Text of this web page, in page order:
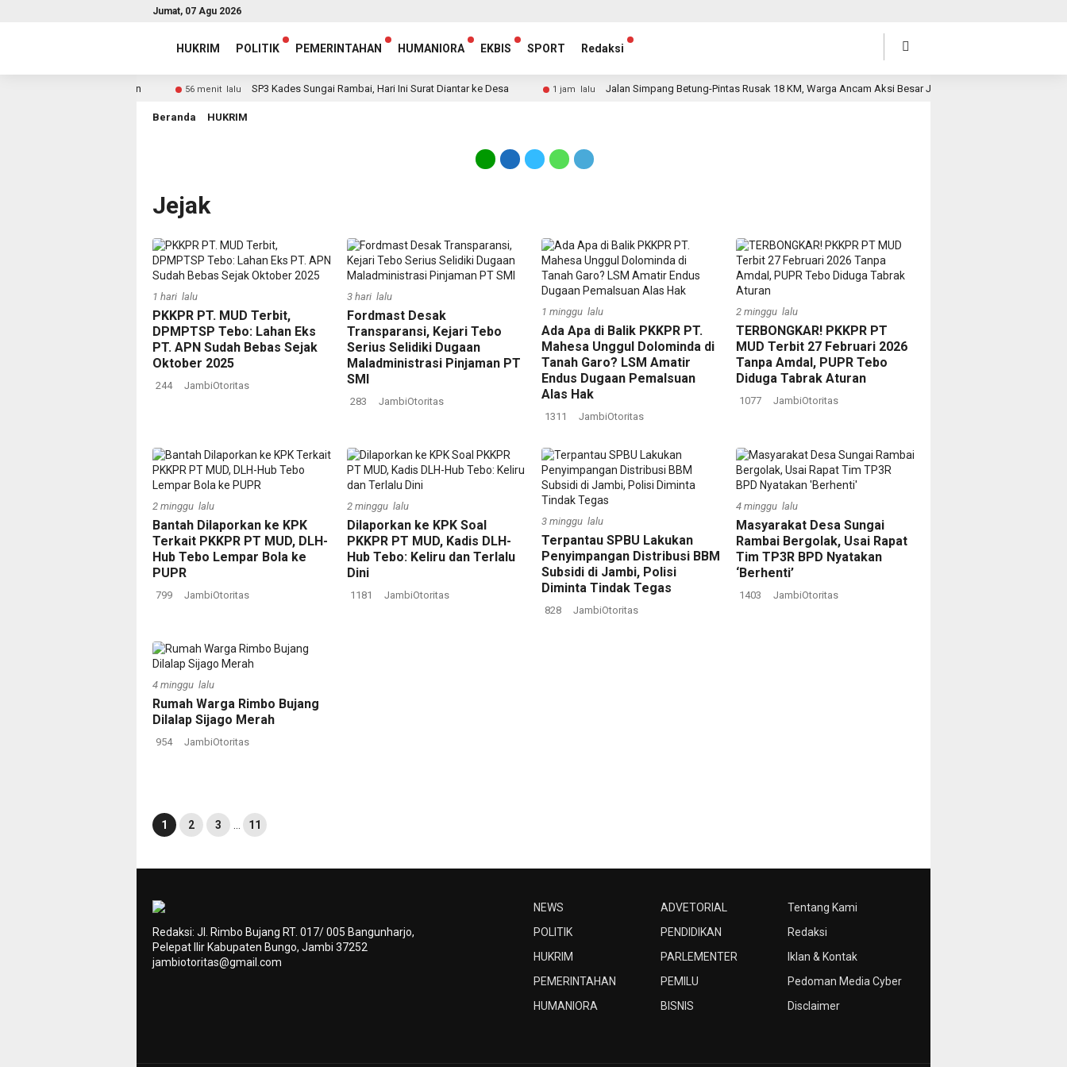
Jumat, 07 Agu 2026
HUKRIM POLITIK PEMERINTAHAN HUMANIORA EKBIS SPORT Redaksi
56 menit lalu SP3 Kades Sungai Rambai, Hari Ini Surat Diantar ke Desa 1 jam lalu Jalan Simpang Betung-Pintas Rusak 18 KM, Warga Ancam Aksi Besar Jika Tak Dianggarkan di APBD 2027
Beranda HUKRIM
Jejak
1 hari lalu
PKKPR PT. MUD Terbit,
DPMPTSP Tebo: Lahan Eks
PT. APN Sudah Bebas Sejak
Oktober 2025
244 JambiOtoritas
3 hari lalu
Fordmast Desak
Transparansi, Kejari Tebo
Serius Selidiki Dugaan
Maladministrasi Pinjaman PT
SMI
283 JambiOtoritas
1 minggu lalu
Ada Apa di Balik PKKPR PT.
Mahesa Unggul Dolominda di
Tanah Garo? LSM Amatir
Endus Dugaan Pemalsuan
Alas Hak
1311 JambiOtoritas
2 minggu lalu
TERBONGKAR! PKKPR PT
MUD Terbit 27 Februari 2026
Tanpa Amdal, PUPR Tebo
Diduga Tabrak Aturan
1077 JambiOtoritas
2 minggu lalu
Bantah Dilaporkan ke KPK
Terkait PKKPR PT MUD, DLH-
Hub Tebo Lempar Bola ke
PUPR
799 JambiOtoritas
2 minggu lalu
Dilaporkan ke KPK Soal
PKKPR PT MUD, Kadis DLH-
Hub Tebo: Keliru dan Terlalu
Dini
1181 JambiOtoritas
3 minggu lalu
Terpantau SPBU Lakukan
Penyimpangan Distribusi BBM
Subsidi di Jambi, Polisi
Diminta Tindak Tegas
828 JambiOtoritas
4 minggu lalu
Masyarakat Desa Sungai
Rambai Bergolak, Usai Rapat
Tim TP3R BPD Nyatakan
‘Berhenti’
1403 JambiOtoritas
4 minggu lalu
Rumah Warga Rimbo Bujang
Dilalap Sijago Merah
954 JambiOtoritas
1 2 3 11
NEWS
POLITIK
HUKRIM
PEMERINTAHAN
HUMANIORA
ADVETORIAL
PENDIDIKAN
PARLEMENTER
PEMILU
BISNIS
Tentang Kami
Redaksi
Iklan & Kontak
Pedoman Media Cyber
Disclaimer
Redaksi: Jl. Rimbo Bujang RT. 017/ 005 Bangunharjo,
Pelepat Ilir Kabupaten Bungo, Jambi 37252
jambiotoritas@gmail.com